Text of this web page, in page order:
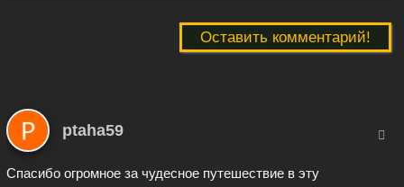
ptaha59
Спасибо огромное за чудесное путешествие в эту